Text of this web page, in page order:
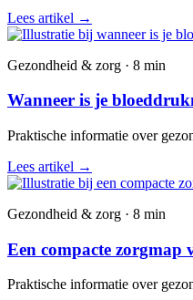
Lees artikel →
Gezondheid & zorg · 8 min
Wanneer is je
Praktische informatie over
Lees artikel →
Gezondheid & zorg · 8 min
Een compacte zorgmap
Praktische informatie over